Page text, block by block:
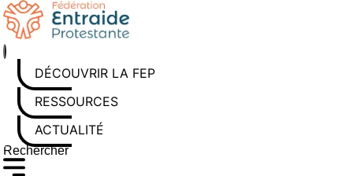
Aller
au
contenu
DÉCOUVRIR LA FEP
RESSOURCES
ACTUALITÉS
Rechercher sur le site
Saisissez au moins 3 caractères pour lancer la recherche